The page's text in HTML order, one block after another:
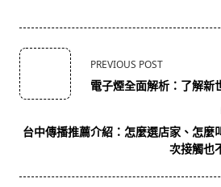
<span
class="nav-
subtitle
reader-
PREVIOUS POST
電子煙全面解析：了解新
台中傳播推薦介紹：怎麼選店家、怎麼
次接觸也